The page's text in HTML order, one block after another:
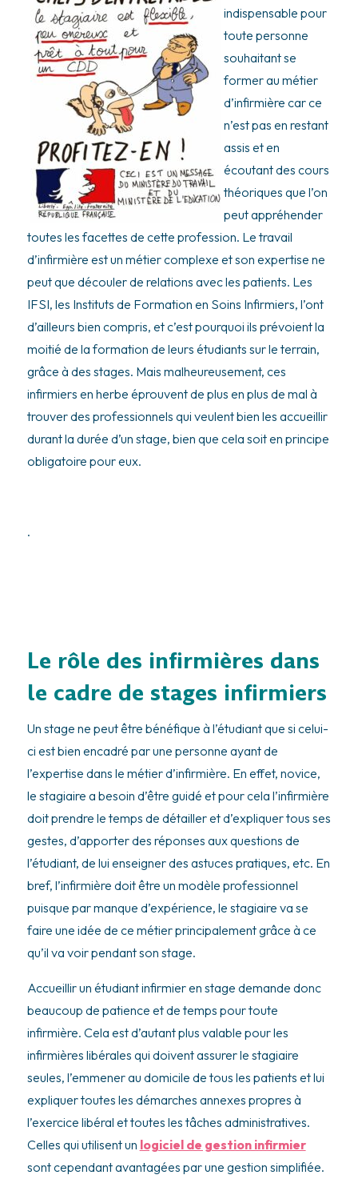
indispensable pour
toute personne
souhaitant se
former au métier
d’infirmière car ce
n’est pas en restant
assis et en
écoutant des cours
théoriques que l’on
peut appréhender
toutes les facettes de cette profession. Le travail
d’infirmière est un métier complexe et son expertise ne
peut que découler de relations avec les patients. Les
IFSI, les Instituts de Formation en Soins Infirmiers, l’ont
d’ailleurs bien compris, et c’est pourquoi ils prévoient la
moitié de la formation de leurs étudiants sur le terrain,
grâce à des stages. Mais malheureusement, ces
infirmiers en herbe éprouvent de plus en plus de mal à
trouver des professionnels qui veulent bien les accueillir
durant la durée d’un stage, bien que cela soit en principe
obligatoire pour eux.
.
Le rôle des infirmières dans
le cadre de stages infirmiers
Un stage ne peut être bénéfique à l’étudiant que si celui-
ci est bien encadré par une personne ayant de
l’expertise dans le métier d’infirmière. En effet, novice,
le stagiaire a besoin d’être guidé et pour cela l’infirmière
doit prendre le temps de détailler et d’expliquer tous ses
gestes, d’apporter des réponses aux questions de
l’étudiant, de lui enseigner des astuces pratiques, etc. En
bref, l’infirmière doit être un modèle professionnel
puisque par manque d’expérience, le stagiaire va se
faire une idée de ce métier principalement grâce à ce
qu’il va voir pendant son stage.
Accueillir un étudiant infirmier en stage demande donc
beaucoup de patience et de temps pour toute
infirmière. Cela est d’autant plus valable pour les
infirmières libérales qui doivent assurer le stagiaire
seules, l’emmener au domicile de tous les patients et lui
expliquer toutes les démarches annexes propres à
l’exercice libéral et toutes les tâches administratives.
Celles qui utilisent un logiciel de gestion infirmier
sont cependant avantagées par une gestion simplifiée.